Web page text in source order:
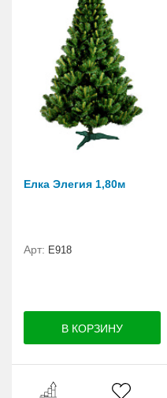
Елка Элегия 1,80м
Арт: E918